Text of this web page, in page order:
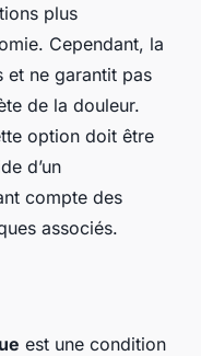
plus
Cependant, la
et ne garantit pas
de la douleur.
option doit être
d’un
compte des
associés.
est une condition